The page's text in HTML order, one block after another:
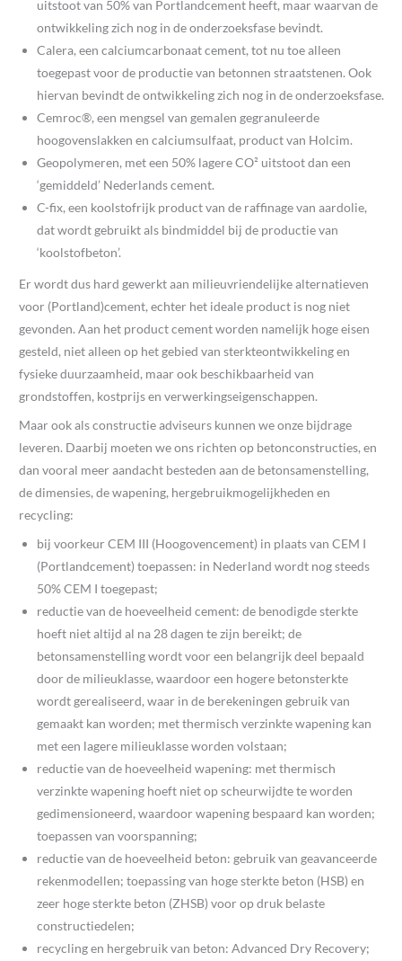
uitstoot van 50% van Portlandcement heeft, maar waarvan de
ontwikkeling zich nog in de onderzoeksfase bevindt.
Calera, een calciumcarbonaat cement, tot nu toe alleen
toegepast voor de productie van betonnen straatstenen. Ook
hiervan bevindt de ontwikkeling zich nog in de onderzoeksfase.
Cemroc®, een mengsel van gemalen gegranuleerde
hoogovenslakken en calciumsulfaat, product van Holcim.
Geopolymeren, met een 50% lagere CO² uitstoot dan een
‘gemiddeld’ Nederlands cement.
C-fix, een koolstofrijk product van de raffinage van aardolie,
dat wordt gebruikt als bindmiddel bij de productie van
‘koolstofbeton’.
Er wordt dus hard gewerkt aan milieuvriendelijke alternatieven
voor (Portland)cement, echter het ideale product is nog niet
gevonden. Aan het product cement worden namelijk hoge eisen
gesteld, niet alleen op het gebied van sterkteontwikkeling en
fysieke duurzaamheid, maar ook beschikbaarheid van
grondstoffen, kostprijs en verwerkingseigenschappen.
Maar ook als constructie adviseurs kunnen we onze bijdrage
leveren. Daarbij moeten we ons richten op betonconstructies, en
dan vooral meer aandacht besteden aan de betonsamenstelling,
de dimensies, de wapening, hergebruikmogelijkheden en
recycling:
bij voorkeur CEM III (Hoogovencement) in plaats van CEM I
(Portlandcement) toepassen: in Nederland wordt nog steeds
50% CEM I toegepast;
reductie van de hoeveelheid cement: de benodigde sterkte
hoeft niet altijd al na 28 dagen te zijn bereikt; de
betonsamenstelling wordt voor een belangrijk deel bepaald
door de milieuklasse, waardoor een hogere betonsterkte
wordt gerealiseerd, waar in de berekeningen gebruik van
gemaakt kan worden; met thermisch verzinkte wapening kan
met een lagere milieuklasse worden volstaan;
reductie van de hoeveelheid wapening: met thermisch
verzinkte wapening hoeft niet op scheurwijdte te worden
gedimensioneerd, waardoor wapening bespaard kan worden;
toepassen van voorspanning;
reductie van de hoeveelheid beton: gebruik van geavanceerde
rekenmodellen; toepassing van hoge sterkte beton (HSB) en
zeer hoge sterkte beton (ZHSB) voor op druk belaste
constructiedelen;
recycling en hergebruik van beton: Advanced Dry Recovery;